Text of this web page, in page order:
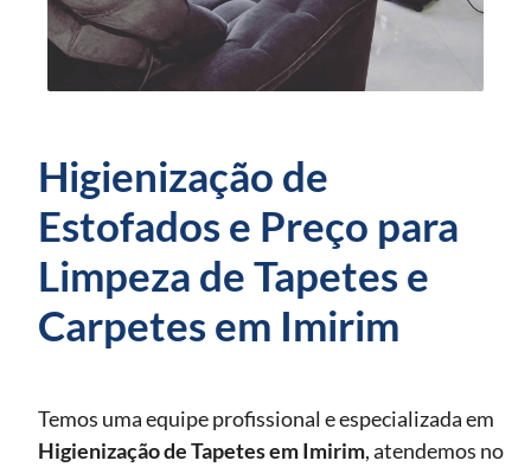
Higienização de
Estofados e Preço para
Limpeza de Tapetes e
Carpetes em Imirim
Temos uma equipe profissional e especializada em
Higienização de Tapetesem Imirim, atendemos no